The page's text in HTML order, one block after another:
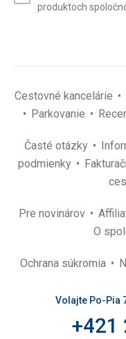
(povinné)
produktoch
Cestovné kancelárie
Parkovanie
Časté otázky
podmienky
Pre novinárov
O
Ochrana súkromia
Volajte Po-Pia
+421